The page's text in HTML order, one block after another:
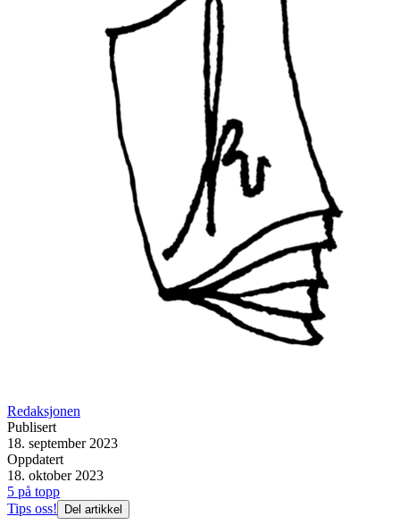
Redaksjonen
Publisert
18. september 2023
Oppdatert
18. oktober 2023
5 på topp
Tips oss!
Del artikkel